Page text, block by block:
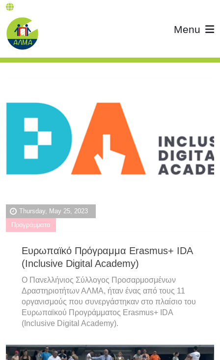
Menu
Thursday, May 25, 2023
Προγράμματα
Ευρωπαϊκό Πρόγραμμα Erasmus+ IDA
(Inclusive Digital Academy)
Ο Πανελλήνιος Σύλλογος Προσαρμοσμένων
Δραστηριοτήτων ΑΛΜΑ, ήταν ένας από τους 11
οργανισμούς που συνεργάστηκαν στο πλαίσιο του
Ευρωπαϊκού Προγράμματος Erasmus+ IDA
(Inclusive Digital Academy).